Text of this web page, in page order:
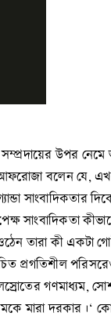
উপর
বলেন যে,
সাংবাদিকতার
সাংবাদিকতা
তারা কী একটা
প্রগতিশীল
গণমাধ্যম,
মারা দরকার।‘